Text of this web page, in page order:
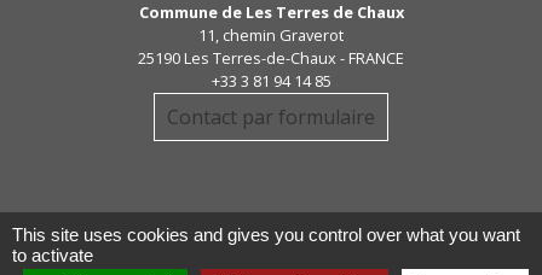
Commune de Les Terres de Chaux
11, chemin Graverot
25190 Les Terres-de-Chaux - FRANCE
+33 3 81 94 14 85
Contact par formulaire
This site uses cookies and gives you control over what you want
to activate